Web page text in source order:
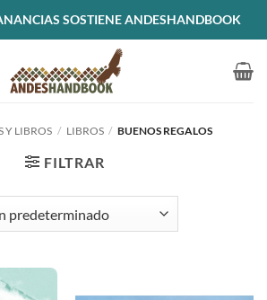
SOSTIENE ANDESHANDBOOK
Y LIBROS / LIBROS / BUENOS REGALOS
FILTRAR